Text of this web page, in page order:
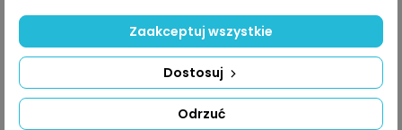
ELEKTRONICZNY HIGROMETR` TERMOMETR` MAŁY W
KOLORZE CZARNYM
Odrzuć
Dostosuj
Zaakceptuj wszystkie